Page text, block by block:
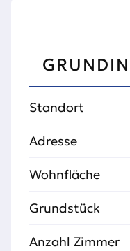
Standort
Adresse
Wohnfläche
Grundstück
Anzahl Zimmer